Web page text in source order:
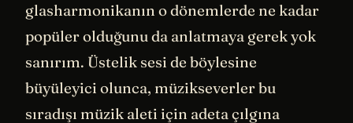
glasharmonikanın o dönemlerde ne kadar
popüler olduğunu da anlatmaya gerek yok
sanırım. Üstelik sesi de böylesine
büyüleyici olunca, müzikseverler bu
sıradışı müzik aleti için adeta çılgına